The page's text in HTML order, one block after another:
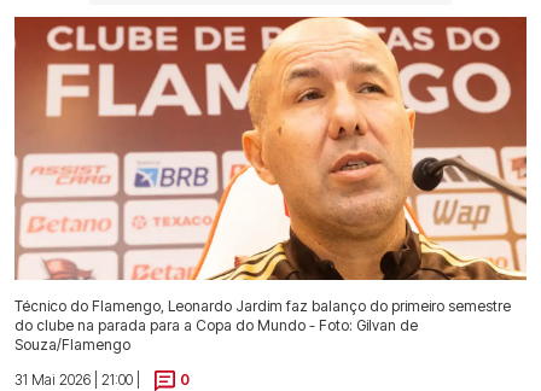
Técnico do Flamengo, Leonardo Jardim faz balanço do primeiro semestre
do clube na parada para a Copa do Mundo - Foto: Gilvan de
Souza/Flamengo
31 Mai 2026 | 21:00 |
0